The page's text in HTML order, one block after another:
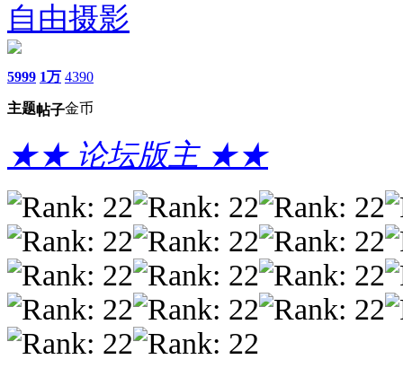
自由摄影
5999
主题
1万
帖子
4390
金币
★★ 论坛版主 ★★